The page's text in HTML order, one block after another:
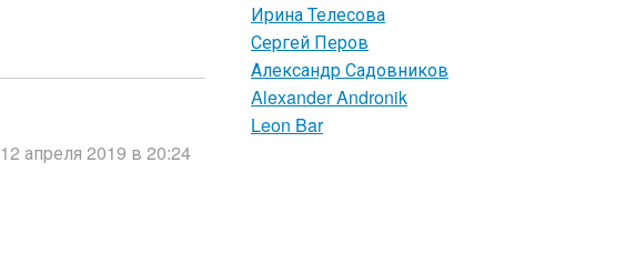
Ирина Телесова
Сергей Перов
Александр Садовников
Alexander Andronik
Leon Bar
12 апреля 2019 в 20:24